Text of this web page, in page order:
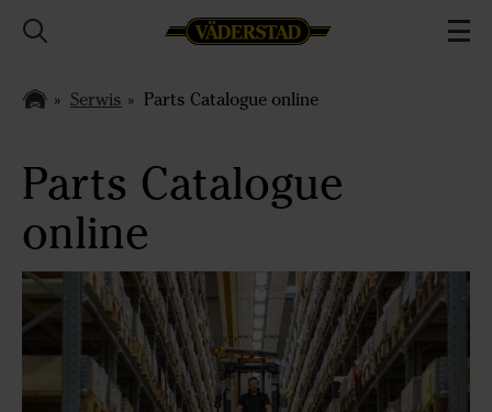
Serwis Parts Catalogue online
Parts Catalogue
online